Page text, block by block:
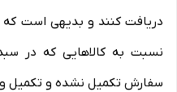
دریافت کنند و بدیهی است
نسبت به کالاهایی که در
سفارش تکمیل نشده و تکمیل